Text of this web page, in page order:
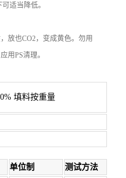
适当降低。
放也CO2，变成黄色。勿用
用PS清理。
填料按重量
单位制
测试方法